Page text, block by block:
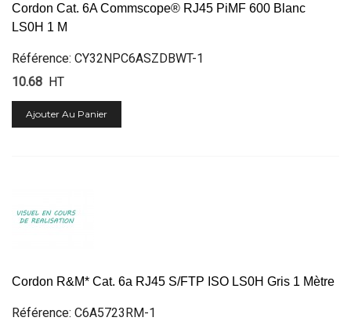
Cordon Cat. 6A Commscope® RJ45 PiMF 600 Blanc
LS0H 1 M
Référence: CY32NPC6ASZDBWT-1
10.68 HT
Ajouter Au Panier
Cordon R&M* Cat. 6a RJ45 S/FTP ISO LS0H Gris 1 Mètre
Référence: C6A5723RM-1